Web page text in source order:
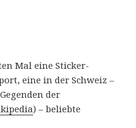
Mal eine Sticker-
eine in der Schweiz –
der
) – beliebte